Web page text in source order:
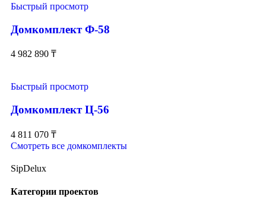
Быстрый просмотр
Домкомплект Ф-58
4 982 890 ₸
Быстрый просмотр
Домкомплект Ц-56
4 811 070 ₸
Смотреть все домкомплекты
SipDelux
Категории проектов